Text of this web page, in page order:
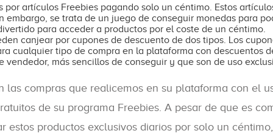
por artículos Freebies pagando solo un céntimo. Estos
se trata de un juego de conseguir monedas para
para acceder a productos por el coste de un céntimo.
canjear por cupones de descuento de dos tipos. Los
cualquier tipo de compra en la plataforma con descuentos
más sencillos de conseguir y que son de uso
las compras que realicemos en su plataforma con el
de su programa Freebies. A pesar de que es
estos productos exclusivos diarios por solo un